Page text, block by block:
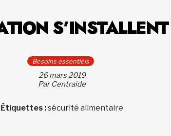
Besoins essentiels
26 mars 2019
Par Centraide
Étiquettes :sécurité alimentaire